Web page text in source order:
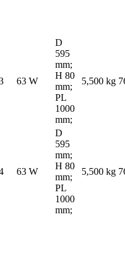
63 W
D
595
mm;
H 80
mm;
PL
1000
mm;
5,500 kg
63 W
D
595
mm;
H 80
mm;
PL
1000
mm;
5,500 kg